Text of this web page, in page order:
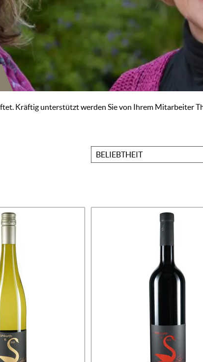
Kräftig unterstützt werden Sie von Ihrem Mitarbeiter
Sortieren